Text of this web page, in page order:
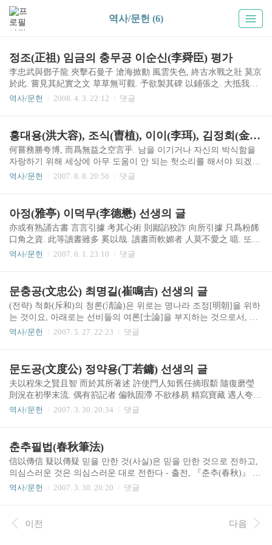
역사/문헌 (6)
정조(正祖) 임금의 충무공 이순신(李舜臣) 평가
李忠武與鄧子龍 夾擊石曼子 滄海掀動 風雲失色, 終古水戰之壯 莫京
於此. 嘗見其紀實之文 草草無可觀. 予欲製其碑 以鋪張之. 大抵我國
人物 若數文武兼備者 忠武一人惟當之. 이충무공(李忠武公)이 등자
자고로 이보다 큰 적이 없었다. 일찍이 그에 대한 사실을 적은 글[紀
實文]을 보았는데 초라하여 볼만한 것이 없었다. 그래서 내가 그의
비문을 지어 그의 공로를 기술하여 드러내려고 하였다. 대체로 우리
나라의 인물 중에 문무(文武)를 겸비한 사람을 꼽는다면 충무공 한
사람만이 해당된다고 하겠다. 至於李舜臣 眞千古以來忠臣名將. 若
역사/문헌 2008. 4. 3. 22:12 댓글
홍대용(洪大容), 조식(曺植), 이이(李珥), 김정희(金正喜) 선생의 글
何嘗務勝夸博, 而爲無益之空言乎. 남을 이기거나 자신의 박식함을
자랑하기 위해 세상에 아무 도움이 안 되는 헛소리를 해서야 되겠는
가. - 출전, 담헌(湛軒) 홍대용(洪大容, 1731-1783)의 『담헌서내집
늘의 이치에 대해 말하고 있는데, 그 행실을 살펴보면 도리어 무지한
사람만 못하다. - 출전, 남명 조식(曺植, 1501-1572)의 『남명집(南冥
集)』 권2. 서(書) - 「어사 오건(吳健)에게 준 글(與吳御史書)」 昔
者, 或問止謗之道, 文中子曰. 莫如自修. 請益, 曰. 無辨. 此言可爲學
者之法. 예전에 어떤 사람이 '남의 훼방을 그치게 하는 방법'을 묻자,
역사/문헌 2007. 8. 8. 20:56 댓글
아정(雅亭) 이덕무(李德懋) 선생의 글
亦或有熟誦古書 言言引據 考其心術 則鄙諂狡詐 向所引據 只爲粉餙
口角之資. 此等讀書雖多 奚以哉. 讀書而軟媚者 人莫不愛之 噫. 또한
옛글을 익히 외워 말끝마다 인용하는 자가 있으나 그 마음씨를 살피
글 읽어서 아첨하는 태도를 짓는 자를 누구나 사랑하다니, 슬프다. -
출전, 아정(雅亭) 이덕무(李德懋, 1741-1793)의 『청장관전서(靑莊館
全書)』 권29. 사소절3(士小節三) 사전(士典) 「교습(敎習)」
역사/문헌 2007. 6. 1. 23:10 댓글
문충공(文忠公) 최명길(崔鳴吉) 선생의 글
(전략) 척화(斥和)의 청론(淸論)은 위로는 명나라 조정[明朝]을 위하
는 것이요, 아래로는 선비들의 여론[士論]을 부지하는 것으로서, 바
로 천지(天地)간 불변의 도[常經]이고 고금(古今)을 관통하는 의리
이 조선[東國]의 신하이므로, 나의 군부(임금)는 생각하지 않고 오로
지 중국 조정[中朝]만을 위하는 것은 정도를 넘어서는[越津] 혐의가
없지 않습니다. 만력(萬曆) 황제가 (임진왜란 때) 나라를 구해 준 은
덕[再造之恩]을 우리나라 군신[我東君臣) 가운데 어느 누가 감격하
여 추대하지 않겠습니까. 다만, 우리나라[我國]가 생사의 위기를 당
역사/문헌 2007. 5. 27. 22:23 댓글
문도공(文度公) 정약용(丁若鏞) 선생의 글
夫以程朱之賢且智 而於其所著述 許使門人知舊任摘瑕纇 隨復磨瑩
則況在初學末流. 偶有箚記者 偏執固滯 不欲移易 精寫寶藏 遇人夸示
要取贊譽. 或遭鍼砭 艴然不樂 强言飾非. 內육外吝 漫환苟縫者 其視
로 잘못을 지적하게 하여 그에 따라 다듬고 수정하였거늘, 하물며 학
문이 변변치 못한 자나 초학자(初學者)에 있어서랴. 학문이 변변치
못한 초학자는, 어쩌다가 쓴 글이 있으면 자신의 주장을 고집하여 절
대 바꾸려 하지 않으며, 깨끗이 옮겨써서 보물처럼 간직하고는 사람
을 만나면 과시하여 칭찬을 들으려 한다. 혹 잘못을 지적받으면 발끈
역사/문헌 2007. 3. 30. 20:34 댓글
춘추필법(春秋筆法)
信以傳信 疑以傳疑 믿을 만한 것(사실)은 믿을 만한 것으로 전하고,
의심스러운 것은 의심스러운 대로 전한다 - 출전, 『춘추(春秋)』 곡
량전 「단공5년」
역사/문헌 2007. 3. 30. 20:20 댓글
이전 다음